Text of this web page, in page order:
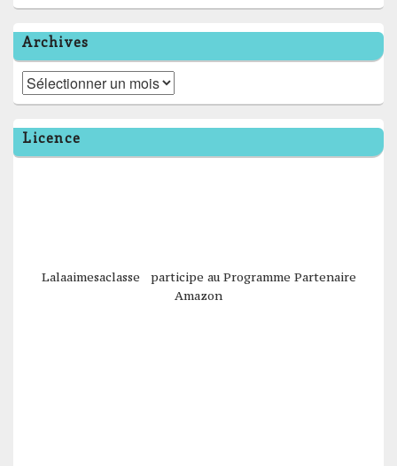
Archives
Archives
Licence
Lalaaimesaclasse participe au Programme Partenaire
Amazon